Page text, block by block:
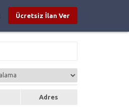
Ücretsiz İlan Ver
Adres